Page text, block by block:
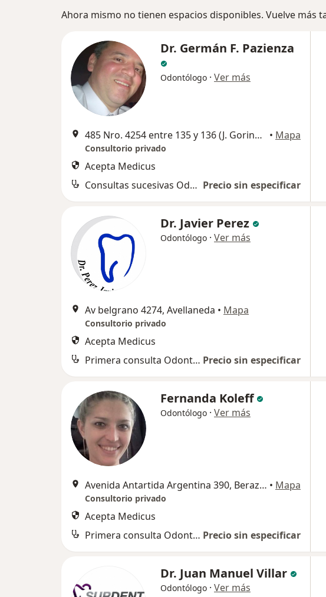
Ahora mismo no tienen espacios disponibles. Vuelve más
Dr. Germán F. Pazienza
Odontólogo · Ver más
485 Nro. 4254 entre 135 y 136 (J. Gorina), La Plata • Mapa
Consultorio privado
Acepta Medicus
Consultas sucesivas Odontología Precio sin especificar
Dr. Javier Perez
Odontólogo · Ver más
Av belgrano 4274, Avellaneda • Mapa
Consultorio privado
Acepta Medicus
Primera consulta Odontología Precio sin especificar
Fernanda Koleff
Odontólogo · Ver más
Avenida Antartida Argentina 390, Berazategui • Mapa
Consultorio privado
Acepta Medicus
Primera consulta Odontología Precio sin especificar
Dr. Juan Manuel Villar
Odontólogo · Ver más